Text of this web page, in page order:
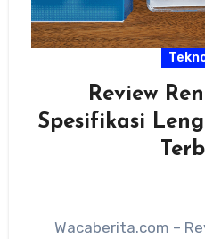
Review
Spesifikasi
Wacaberita.com –